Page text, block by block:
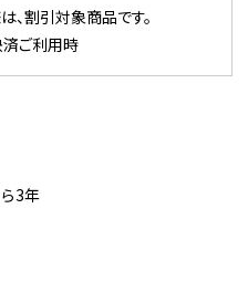
、割引対象商品です。
ご利用時
3年